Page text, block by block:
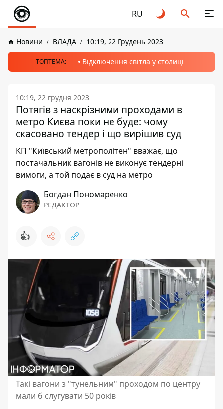
RU
Новини ВЛАДА 10:19, 22 Грудень 2023
ТОПТЕМА: Відключення світла у столиці
10:19, 22 грудня 2023
Потягів з наскрізними проходами в
метро Києва поки не буде: чому
скасовано тендер і що вирішив суд
КП "Київський метрополітен" вважає, що
постачальник вагонів не виконує тендерні
вимоги, а той подає в суд на метро
Богдан Пономаренко
РЕДАКТОР
👍
Такі вагони з "тунельним" проходом по центру
мали б слугувати 50 років